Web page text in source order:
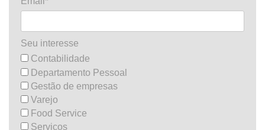
Seu interesse
Contabilidade
Departamento Pessoal
Gestão de empresas
Varejo
Food Service
Serviços